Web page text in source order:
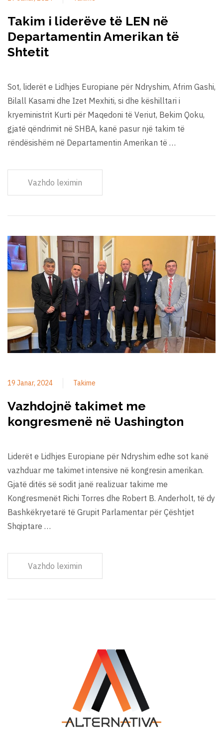
Takim i liderëve të LEN në
Departamentin Amerikan të
Shtetit
Sot, liderët e Lidhjes Europiane për Ndryshim, Afrim Gashi,
Bilall Kasami dhe Izet Mexhiti, si dhe këshilltari i
kryeministrit Kurti për Maqedoni të Veriut, Bekim Qoku,
gjatë qëndrimit në SHBA, kanë pasur një takim të
rëndësishëm në Departamentin Amerikan të …
Vazhdo leximin
19 Janar, 2024 Takime
Vazhdojnë takimet me
kongresmenë në Uashington
Liderët e Lidhjes Europiane për Ndryshim edhe sot kanë
vazhduar me takimet intensive në kongresin amerikan.
Gjatë ditës së sodit janë realizuar takime me
Kongresmenët Richi Torres dhe Robert B. Anderholt, të dy
Bashkëkryetarë të Grupit Parlamentar për Çështjet
Shqiptare …
Vazhdo leximin